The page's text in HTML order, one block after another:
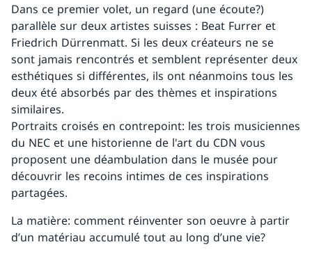
Dans ce premier volet, un regard (une écoute?)
parallèle sur deux artistes suisses : Beat Furrer et
Friedrich Dürrenmatt. Si les deux créateurs ne se
sont jamais rencontrés et semblent représenter deux
esthétiques si différentes, ils ont néanmoins tous les
deux été absorbés par des thèmes et inspirations
similaires.
Portraits croisés en contrepoint: les trois musiciennes
du NEC et une historienne de l'art du CDN vous
proposent une déambulation dans le musée pour
découvrir les recoins intimes de ces inspirations
partagées.
La matière: comment réinventer son oeuvre à partir
d’un matériau accumulé tout au long d’une vie?